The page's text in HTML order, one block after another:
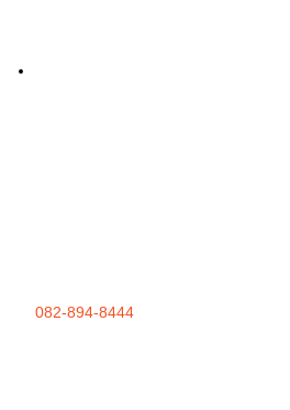
082-894-8444